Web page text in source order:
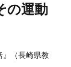
の運動
』（長崎県教